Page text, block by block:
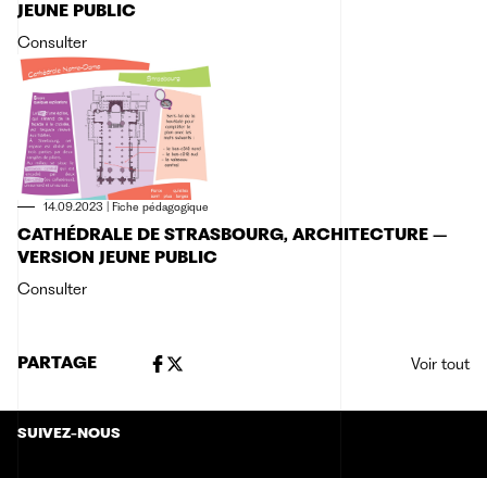
JEUNE PUBLIC
Consulter
14.09.2023 | Fiche pédagogique
CATHÉDRALE DE STRASBOURG, ARCHITECTURE –
VERSION JEUNE PUBLIC
Consulter
PARTAGE Voir tout
SUIVEZ-NOUS